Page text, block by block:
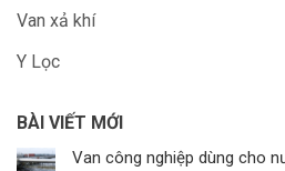
Van xả khí
Y Lọc
BÀI VIẾT MỚI
Van công nghiệp dùng cho